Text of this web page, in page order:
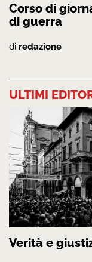
Corso di
di guerra
di redazione
ULTIMI
Verità e